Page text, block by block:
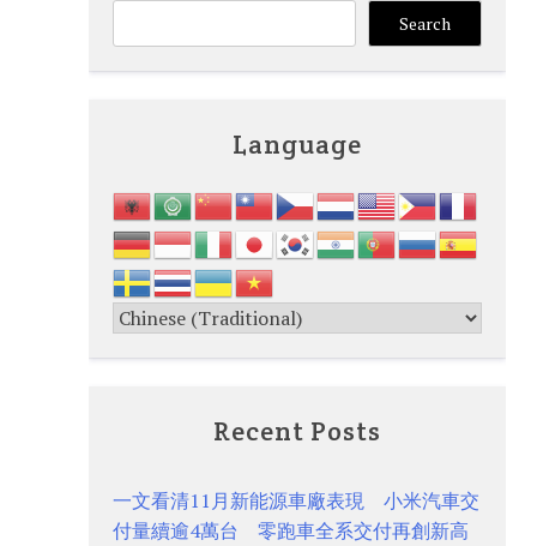
Search
Language
Recent Posts
一文看清11月新能源車廠表現 小米汽車交
付量續逾4萬台 零跑車全系交付再創新高